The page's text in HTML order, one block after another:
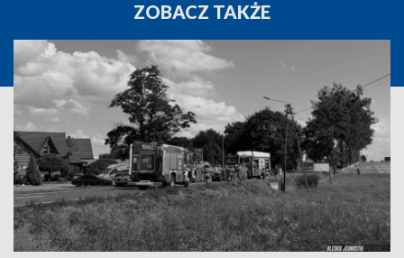
ZOBACZ TAKŻE